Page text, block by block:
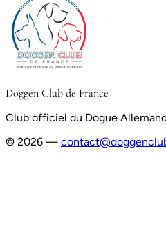
Doggen Club de France
Club officiel du Dogue Allemand
© 2026 —